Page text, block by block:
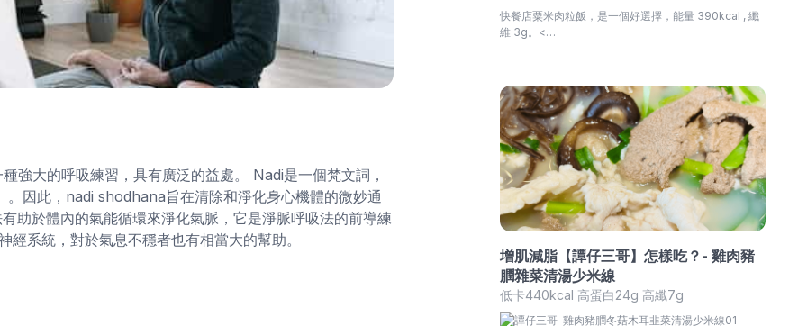
大的呼吸練習，具有廣泛的益處。 Nadi是一個梵文詞，
因此，nadi shodhana旨在清除和淨化身心機體的微妙通
助於體內的氣能循環來淨化氣脈，它是淨脈呼吸法的前導練
系統，對於氣息不穩者也有相當大的幫助。
快餐店粟米肉粒飯，是一個好選擇，能量 390kcal , 纖
維 3g。<…
增肌減脂【譚仔三哥】怎樣吃？- 雞肉豬
膶雜菜清湯少米線
低卡440kcal 高蛋白24g 高纖7g